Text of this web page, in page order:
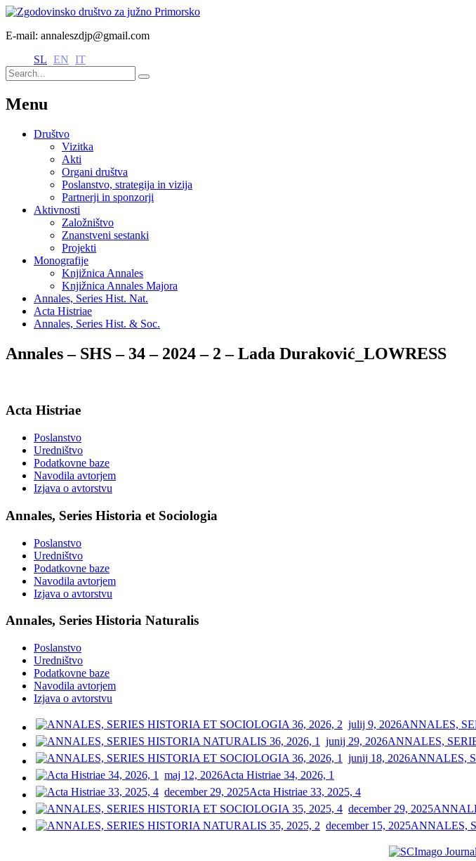
E-mail: annaleszdjp@gmail.com
SL EN IT
Menu
Društvo
Vizitka
Akti
Organi društva
Poslanstvo, strategija in vizija
Partnerji in sponzorji
Aktivnosti
Založništvo
Znanstveni sestanki
Projekti
Monografije
Knjižnica Annales
Knjižnica Annales Majora
Annales, Series Hist. Nat.
Acta Histriae
Annales, Series Hist. & Soc.
Annales – SHS – 34 – 2024 – 2 – Lada Duraković_LOWRESS
Acta Histriae
Poslanstvo
Uredništvo
Podatkovne baze
Navodila avtorjem
Izjava o avtorstvu
Annales, Series Historia et Sociologia
Poslanstvo
Uredništvo
Podatkovne baze
Navodila avtorjem
Izjava o avtorstvu
Annales, Series Historia Naturalis
Poslanstvo
Uredništvo
Podatkovne baze
Navodila avtorjem
Izjava o avtorstvu
julij 9, 2026ANNALES,
junij 29, 2026ANNALES,
junij 18, 2026ANNALES,
maj 12, 2026Acta Histriae 34, 2026, 1
december 29, 2025Acta Histriae 33, 2025, 4
december 29, 2025
december 15, 2025ANNALES,